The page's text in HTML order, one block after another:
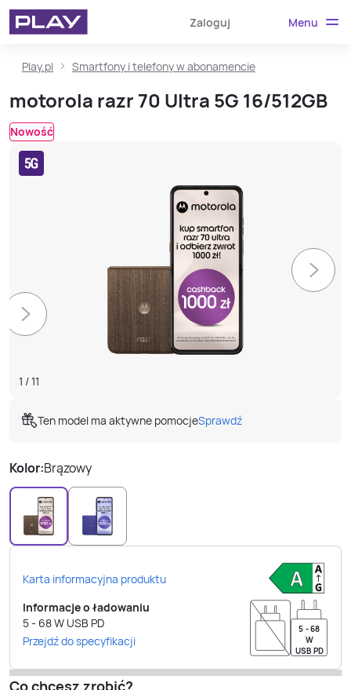
Zaloguj Menu
Play.pl Smartfony i telefony w abonamencie
motorola razr 70 Ultra 5G 16/512GB
Nowość
1 /11
Ten model ma aktywne pomocjeSprawdź
Kolor:Brązowy
Karta informacyjna produktu
Informacje o ładowaniu
5 - 68W USB PD
Przejdź do specyfikacji
5 - 68
W
USB PD
Co chcesz zrobić?